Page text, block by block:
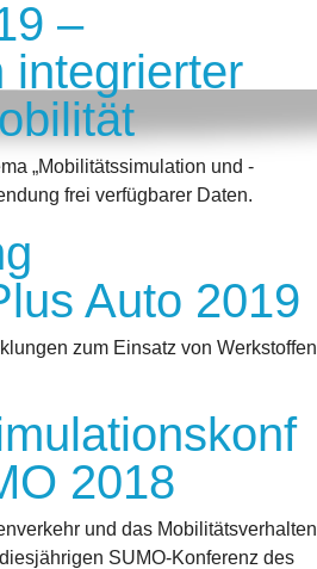
–
integrierter
„Mobilitätssimulation und -
frei verfügbarer Daten.
Auto 2019
zum Einsatz von Werkstoffen
2018
und das Mobilitätsverhalten
SUMO-Konferenz des